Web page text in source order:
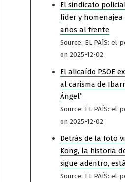
El sindicato
líder y homenajea
años al frente
Source: EL PAÍS: el
on 2025-12-02
El alicaído PSOE
al carisma de
Ángel”
Source: EL PAÍS: el
on 2025-12-02
Detrás de la foto
Kong, la historia
sigue adentro,
Source: EL PAÍS: el